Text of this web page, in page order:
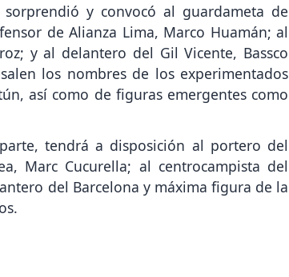
sorprendió y convocó al guardameta de
de Alianza Lima, Marco Huamán; al
y al delantero del Gil Vicente, Bassco
los nombres de los experimentados
así como de figuras emergentes como
tendrá a disposición al portero del
Marc Cucurella; al centrocampista del
del Barcelona y máxima figura de la